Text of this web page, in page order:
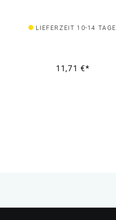
LIEFERZEIT 10-14 TAGE
11,71 €*